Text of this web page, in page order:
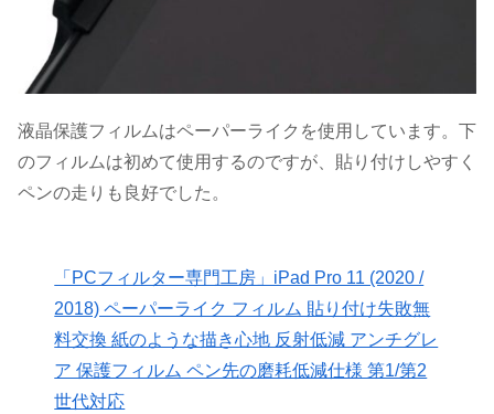
液晶保護フィルムはペーパーライクを使用しています。下
のフィルムは初めて使用するのですが、貼り付けしやすく
ペンの走りも良好でした。
「PCフィルター専門工房」iPad Pro 11 (2020 /
2018) ペーパーライク フィルム 貼り付け失敗無
料交換 紙のような描き心地 反射低減 アンチグレ
ア 保護フィルム ペン先の磨耗低減仕様 第1/第2
世代対応